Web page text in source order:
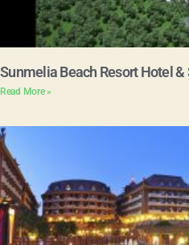
Sunmelia Beach Resort Hotel
Read More »